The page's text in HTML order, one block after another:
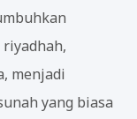
menjadi
yang biasa